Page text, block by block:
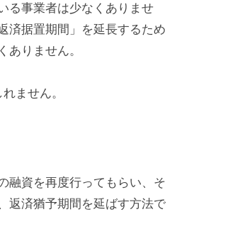
る事業者は少なくありませ
済据置期間」を延長するため
りません。
ません。
融資を再度行ってもらい、そ
返済猶予期間を延ばす方法で